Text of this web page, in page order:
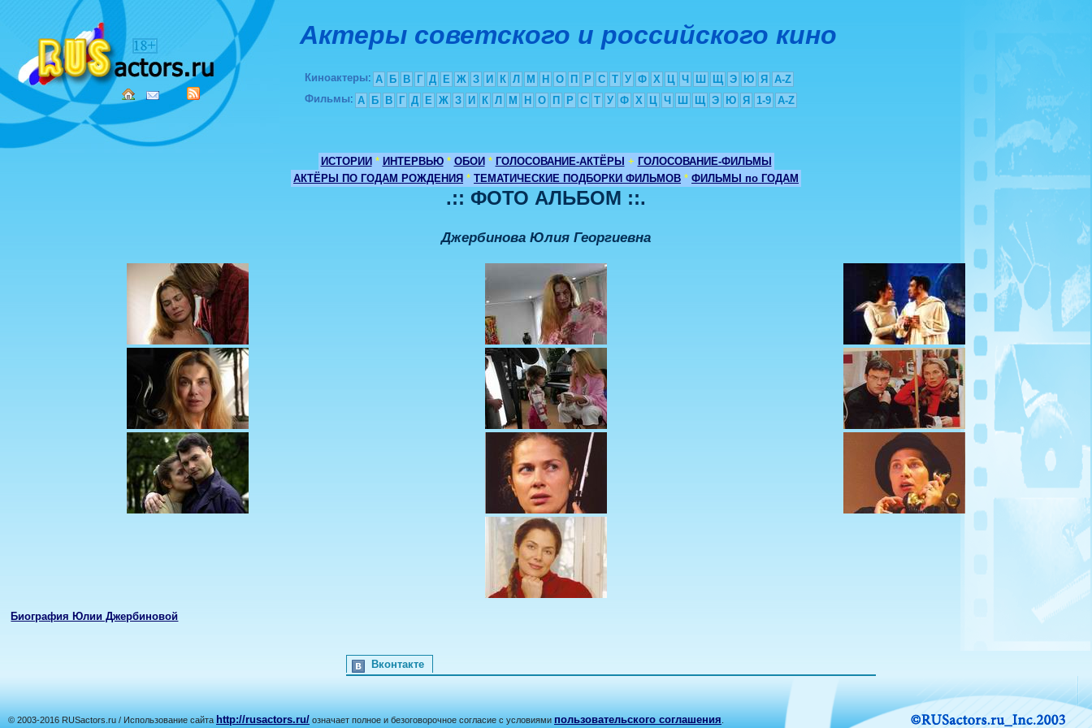
Актеры советского и российского кино
Киноактеры: А Б В Г Д Е Ж З И К Л М Н О П Р С Т У Ф Х Ц Ч Ш Щ Э Ю Я
A-Z
Фильмы: А Б В Г Д Е Ж З И К Л М Н О П Р С Т У Ф Х Ц Ч Ш Щ Э Ю Я 1-9 A-Z
ИСТОРИИ * ИНТЕРВЬЮ * ОБОИ * ГОЛОСОВАНИЕ-АКТЁРЫ + ГОЛОСОВАНИЕ-ФИЛЬМЫ
АКТЁРЫ ПО ГОДАМ РОЖДЕНИЯ * ТЕМАТИЧЕСКИЕ ПОДБОРКИ ФИЛЬМОВ * ФИЛЬМЫ по ГОДАМ
.:: ФОТО АЛЬБОМ ::.
Джербинова Юлия Георгиевна
Биография Юлии Джербиновой
Вконтакте
© 2003-2016 RUSactors.ru / Использование сайта http://rusactors.ru/ означает полное и безоговорочное согласие с условиями пользовательского соглашения